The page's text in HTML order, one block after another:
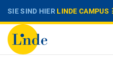
SIE SIND HIERLINDE CAMPUS